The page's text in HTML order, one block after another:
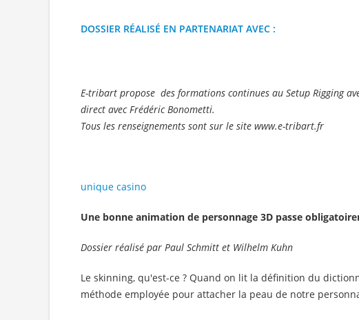
DOSSIER RÉALISÉ EN PARTENARIAT AVEC :
E-tribart propose des formations continues au Setup Rigging
direct avec Frédéric Bonometti.
Tous les renseignements sont sur le site www.e-tribart.fr
unique casino
Une bonne animation de personnage 3D passe
Dossier réalisé par Paul Schmitt et Wilhelm Kuhn
Le skinning, qu'est-ce ? Quand on lit la définition du
méthode employée pour attacher la peau de notre